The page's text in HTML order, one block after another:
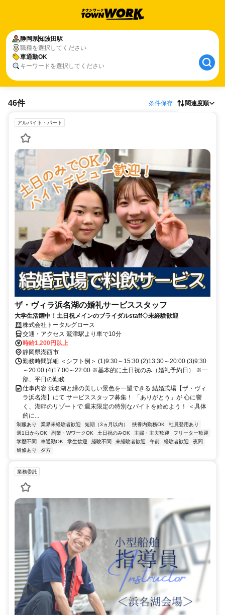
静岡県知波田駅
職種を選択してください
車通勤OK
キーワードを選択してください
46件 条件保存 関連度順
アルバイト・パート
ザ・ヴィラ浜名湖の婚礼サービススタッフ
大学生活躍中！土日祝メインのブライダルstaff◇未経験歓迎
株式会社トータルグロース
交通・アクセス 鷲津駅より車で10分
時給1,200円以上
静岡県湖西市
勤務時間詳細 ＜シフト例＞ (1)9:30～15:30 (2)13:30～20:00 (3)9:30
～20:00 (4)17:00～22:00 ※基本的に土日祝のみ（婚礼予約日） ※一
部、平日の勤務...
仕事内容 浜名湖と緑の美しい景色を一望できる 結婚式場【ザ・ヴィ
ラ浜名湖】にて サービススタッフ募集！ 「ありがとう」が 心に響
く、湖畔のリゾートで 週末限定の特別なバイトを始めよう！ ＜具体
的に...
制服あり 業界未経験者歓迎 短期（3ヵ月以内） 扶養内勤務OK
社員登用あり
週1日からOK
副業・WワークOK 土日祝のみOK 主婦・主夫歓迎
フリーター歓迎
学歴不問
車通勤OK 学生歓迎 経験不問 未経験者歓迎 午前 経験者歓迎
夜間
研修あり
夕方
業務委託